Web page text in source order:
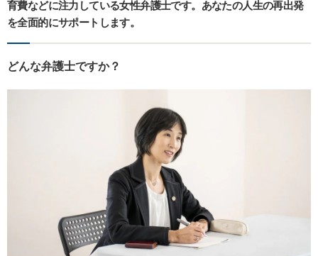
育費などに注力している女性弁護士です。あなたの人生の再出発
を全面的にサポートします。
どんな弁護士ですか？